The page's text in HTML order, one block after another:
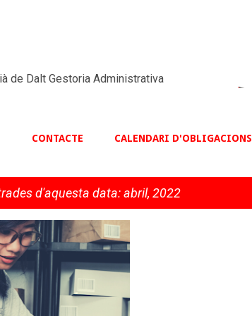
de Dalt Gestoria Administrativa
CONTACTE CALENDARI D'OBLIGACIONS
d'aquesta data: abril, 2022